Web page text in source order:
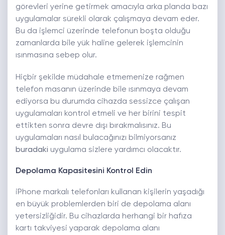
görevleri yerine getirmek amacıyla arka planda bazı
uygulamalar sürekli olarak çalışmaya devam eder.
Bu da işlemci üzerinde telefonun boşta olduğu
zamanlarda bile yük haline gelerek işlemcinin
ısınmasına sebep olur.
Hiçbir şekilde müdahale etmemenize rağmen
telefon masanın üzerinde bile ısınmaya devam
ediyorsa bu durumda cihazda sessizce çalışan
uygulamaları kontrol etmeli ve her birini tespit
ettikten sonra devre dışı bırakmalısınız. Bu
uygulamaları nasıl bulacağınızı bilmiyorsanız
buradaki uygulama sizlere yardımcı olacaktır.
Depolama Kapasitesini Kontrol Edin
iPhone markalı telefonları kullanan kişilerin yaşadığı
en büyük problemlerden biri de depolama alanı
yetersizliğidir. Bu cihazlarda herhangi bir hafıza
kartı takviyesi yaparak depolama alanı